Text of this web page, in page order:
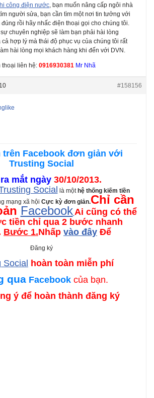
công điện nước , bạn muốn nâng cấp ngôi nhà
người sửa, bạn cần tìm một nơi tin tưởng với
rồi hãy nhấc điện thoại gọi cho chúng tôi.
chuyên nghiệp sẽ làm bạn phải hài lòng
hợp lý mà thái độ phục vụ của chúng tôi rất
hài lòng mọi khách hàng khi đến với DVN.
liên hệ: 0916930381 Mr Nhã
#158156
trên Facebook đơn giản với
Trusting Social
mắt ngày30/10/2013.
Social là một hệ thống kiếm tiền
mạng xã hội Cực kỳ đơn giản.Chỉ cần
Facebook Ai cũng có thể
tiền chỉ qua 2 bước nhanh
Bước 1.Nhấp vào đây Để
Đăng ký
Social hoàn toàn miễn phí
qua Facebook của bạn.
ý để hoàn thành đăng ký